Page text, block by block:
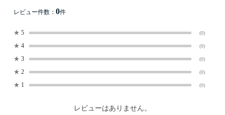
レビュー件数： 0件
★ 5 (0)
★ 4 (0)
★ 3 (0)
★ 2 (0)
★ 1 (0)
レビューはありません。